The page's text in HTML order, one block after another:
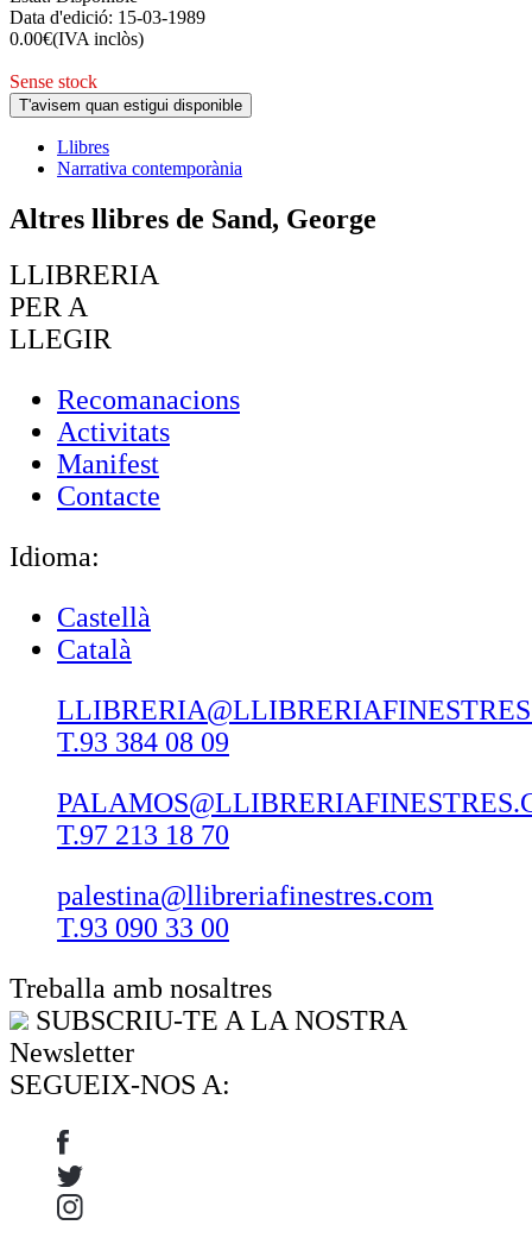
Data d'edició: 15-03-1989
0.00€(IVA inclòs)
Sense stock
T'avisem quan estigui disponible
Llibres
Narrativa contemporània
Altres llibres de Sand, George
LLIBRERIA
PER A
LLEGIR
Recomanacions
Activitats
Manifest
Contacte
Idioma:
Castellà
Català
T.93 384 08 09
T.97 213 18 70
palestina@llibreriafinestres.com
T.93 090 33 00
Treballa amb nosaltres
SUBSCRIU-TE A LA NOSTRA
Newsletter
SEGUEIX-NOS A: